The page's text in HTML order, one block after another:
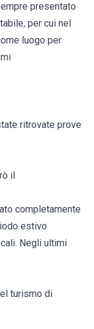
presentato
per cui nel
luogo per
ritrovate prove
il
completamente
estivo
Negli ultimi
turismo di